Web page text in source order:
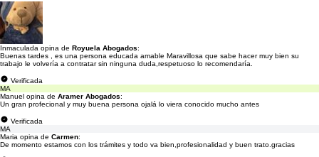
Inmaculada opina de Royuela Abogados:
Buenas tardes , es una persona educada amable Maravillosa que sabe hacer muy bien su
trabajo le volvería a contratar sin ninguna duda,respetuoso lo recomendaría.
Verificada
MA
Manuel opina de Aramer Abogados:
Un gran profecional y muy buena persona ojalá lo viera conocido mucho antes
Verificada
MA
Maria opina de Carmen:
De momento estamos con los trámites y todo va bien,profesionalidad y buen trato.gracias